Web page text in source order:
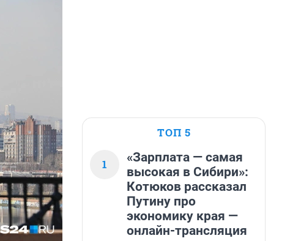
ТОП 5
1
«Зарплата — самая
высокая в Сибири»:
Котюков рассказал
Путину про
экономику края —
онлайн-трансляция